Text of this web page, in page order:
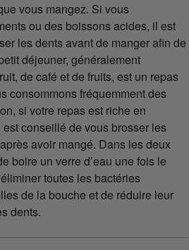
vous mangez. Si vous
ou des boissons acides, il est
les dents avant de manger afin de
déjeuner, généralement
de café et de fruits, est un repas
consommons fréquemment des
si votre repas est riche en
conseillé de vous brosser les
avoir mangé. Dans les deux
boire un verre d’eau une fois le
toutes les bactéries
de la bouche et de réduire leur
dents.